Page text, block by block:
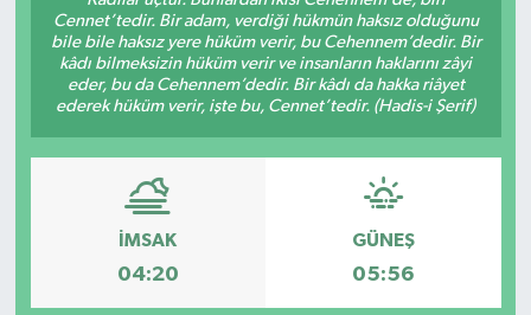
Cennet’tedir. Bir adam, verdiği hükmün haksız olduğunu
bile bile haksız yere hüküm verir, bu Cehennem’dedir. Bir
kâdı bilmeksizin hüküm verir ve insanların haklarını zâyi
eder, bu da Cehennem’dedir. Bir kâdı da hakka riâyet
ederek hüküm verir, işte bu, Cennet’tedir. (Hadis-i Şerif)
İMSAK
04:20
GÜNEŞ
05:56